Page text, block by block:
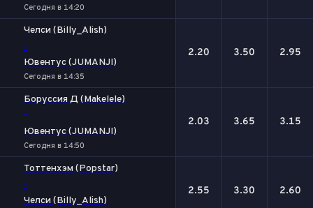
Сегодня в 14:20
Челси (Billy_Alish)
-
Ювентус (JUMANJI)
Сегодня в 14:35
2.20 3.50 2.95
Боруссия Д (Makelele)
-
Ювентус (JUMANJI)
Сегодня в 14:50
2.03 3.65 3.15
Тоттенхэм (Popstar)
-
Челси (Billy_Alish)
2.55 3.30 2.60